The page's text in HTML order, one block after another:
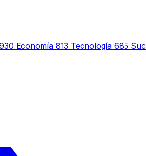
930 Economía 813 Tecnología 685